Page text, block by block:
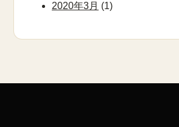
2020年3月 (1)